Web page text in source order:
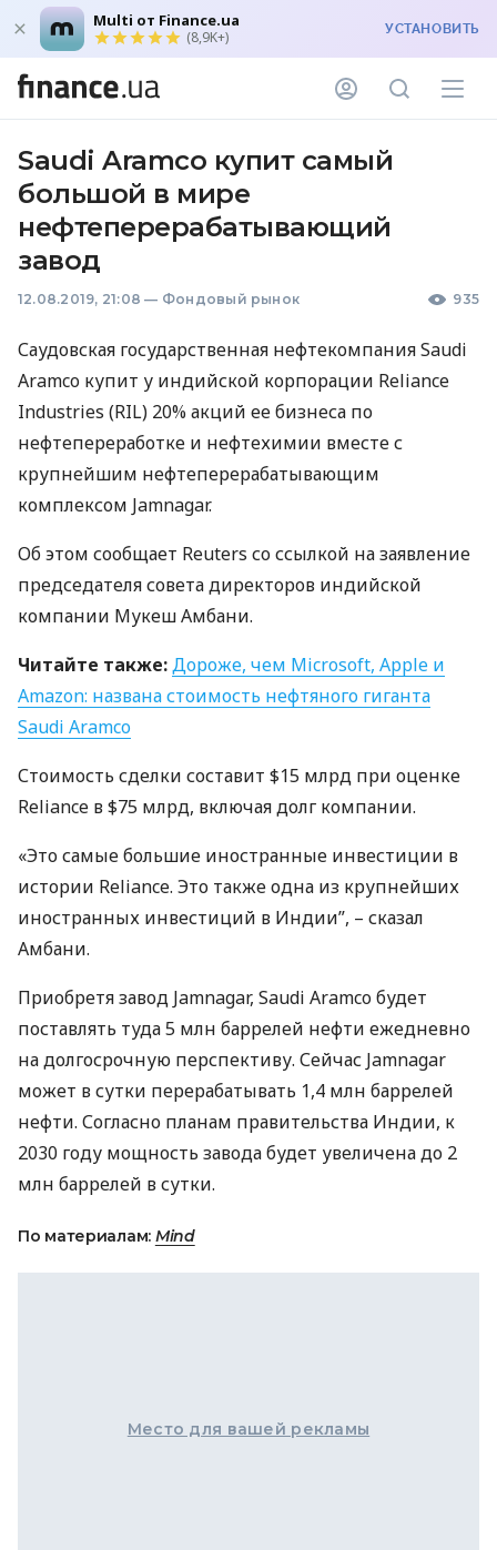
Multi от Finance.ua
(8,9K+) УСТАНОВИТЬ
Saudi Aramco купит самый
большой в мире
нефтеперерабатывающий
завод
12.08.2019, 21:08 — Фондовый рынок 935
Саудовская государственная нефтекомпания Saudi
Aramco купит у индийской корпорации Reliance
Industries (RIL) 20% акций ее бизнеса по
нефтепереработке и нефтехимии вместе с
крупнейшим нефтеперерабатывающим
комплексом Jamnagar.
Об этом сообщает Reuters со ссылкой на заявление
председателя совета директоров индийской
компании Мукеш Амбани.
Читайте также:Дороже, чем Microsoft, Apple и
Amazon: названа стоимость нефтяного гиганта
Saudi Aramco
Стоимость сделки составит $15 млрд при оценке
Reliance в $75 млрд, включая долг компании.
«Это самые большие иностранные инвестиции в
истории Reliance. Это также одна из крупнейших
иностранных инвестиций в Индии”, – сказал
Амбани.
Приобретя завод Jamnagar, Saudi Aramco будет
поставлять туда 5 млн баррелей нефти ежедневно
на долгосрочную перспективу. Сейчас Jamnagar
может в сутки перерабатывать 1,4 млн баррелей
нефти. Согласно планам правительства Индии, к
2030 году мощность завода будет увеличена до 2
млн баррелей в сутки.
По материалам: Mind
Место для вашей рекламы